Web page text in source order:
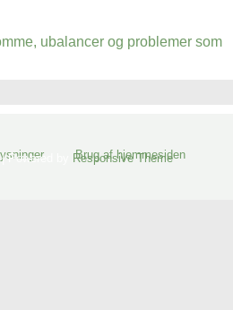
ubalancer og problemer som
Brug af hjemmesiden
| Powered by Responsive Theme